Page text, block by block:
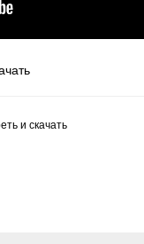
и скачать